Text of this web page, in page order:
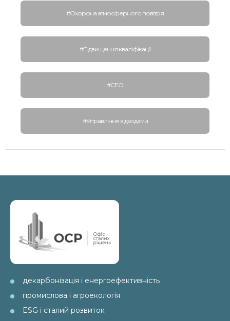
#Охорона атмосферного повітря
#Підвищення кваліфікації
#СЕО
#Управління відходами
декарбонізація і енергоефективність
промислова і агроекологія
ESG і сталий розвиток